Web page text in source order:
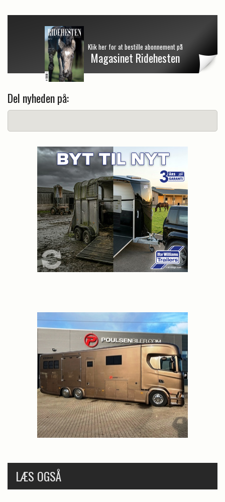
Klik her for at bestille abonnement på
Magasinet Ridehesten
Del nyheden på:
LÆS OGSÅ